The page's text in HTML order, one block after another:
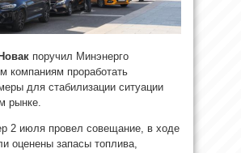
поручил Минэнерго
компаниям проработать
для стабилизации ситуации
рынке.
2 июля провел совещание, в ходе
оценены запасы топлива,